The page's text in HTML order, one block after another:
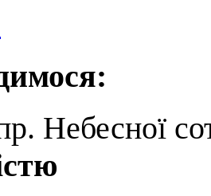
Небесної